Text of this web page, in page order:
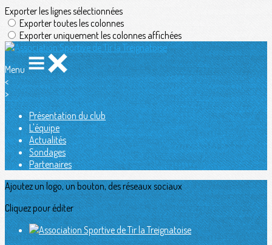
Exporter les lignes sélectionnées
Exporter toutes les colonnes
Exporter uniquement les colonnes affichées
Menu
<
>
Présentation du club
L'équipe
Actualités
Sondages
Partenaires
Ajoutez un logo, un bouton, des réseaux sociaux
Cliquez pour éditer